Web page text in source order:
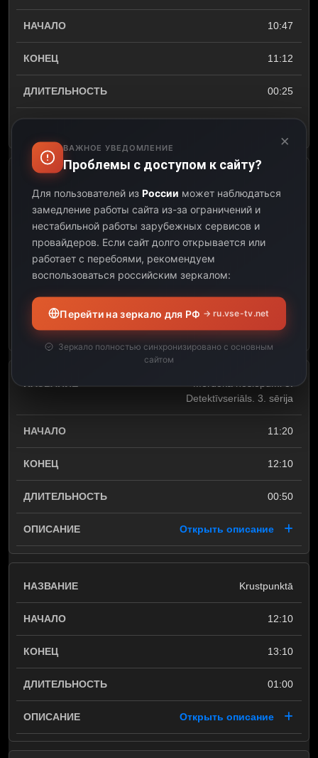
10:47
11:12
00:25
seriāls. 48. sērija
Detektīvseriāls. 3. sērija
11:20
12:10
00:50
Открыть описание
Krustpunktā
12:10
13:10
01:00
Открыть описание
×
ВАЖНОЕ УВЕДОМЛЕНИЕ
Проблемы с доступом к сайту?
Для пользователей из России может наблюдаться
замедление работы сайта из-за ограничений и
нестабильной работы зарубежных сервисов и
провайдеров. Если сайт долго открывается или
работает с перебоями, рекомендуем
воспользоваться российским зеркалом:
Перейти на зеркало для РФ → ru.vse-tv.net
Зеркало полностью синхронизировано с основным
сайтом